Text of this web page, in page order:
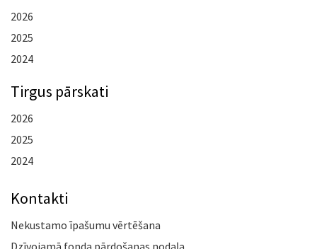
2026
2025
2024
Tirgus pārskati
2026
2025
2024
Kontakti
Nekustamo īpašumu vērtēšana